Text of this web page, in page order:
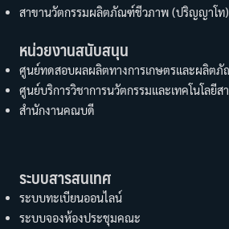
สาขานวัตกรรมผลิตภัณฑ์ชีวภาพ (ปริญญาโท)
หน่วยงานสนับสนุน
ศูนย์ทดสอบผลผลิตทางการเกษตรและผลิต
ศูนย์บริการวิชาการนวัตกรรมและเทคโนโลยีส
สำนักงานคณบดี
ระบบสารสนเทศ
ระบบทะเบียนออนไลน์
ระบบจองห้องประชุมคณะ